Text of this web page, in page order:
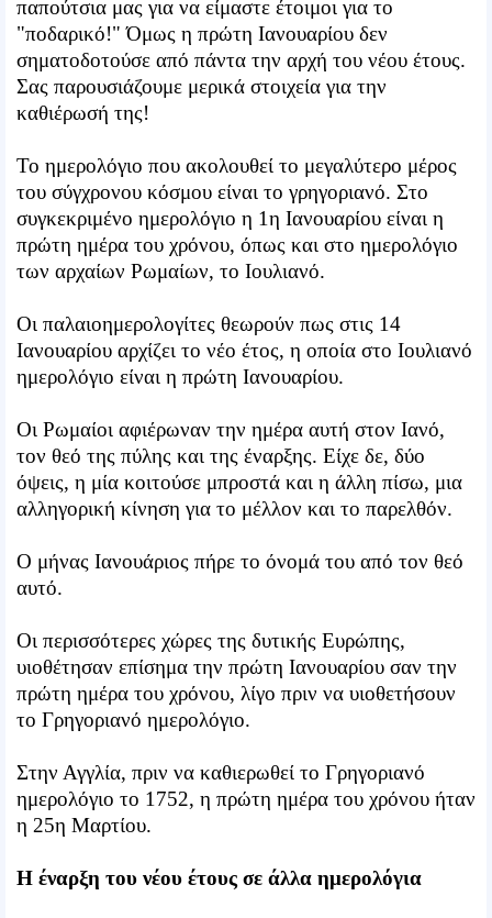
παπούτσια μας για να είμαστε έτοιμοι για το
"ποδαρικό!" Όμως η πρώτη Ιανουαρίου δεν
σηματοδοτούσε από πάντα την αρχή του νέου έτους.
Σας παρουσιάζουμε μερικά στοιχεία για την
καθιέρωσή της!
Το ημερολόγιο που ακολουθεί το μεγαλύτερο μέρος
του σύγχρονου κόσμου είναι το γρηγοριανό. Στο
συγκεκριμένο ημερολόγιο η 1η Ιανουαρίου είναι η
πρώτη ημέρα του χρόνου, όπως και στο ημερολόγιο
των αρχαίων Ρωμαίων, το Ιουλιανό.
Οι παλαιοημερολογίτες θεωρούν πως στις 14
Ιανουαρίου αρχίζει το νέο έτος, η οποία στο Ιουλιανό
ημερολόγιο είναι η πρώτη Ιανουαρίου.
Οι Ρωμαίοι αφιέρωναν την ημέρα αυτή στον Ιανό,
τον θεό της πύλης και της έναρξης. Είχε δε, δύο
όψεις, η μία κοιτούσε μπροστά και η άλλη πίσω, μια
αλληγορική κίνηση για το μέλλον και το παρελθόν.
Ο μήνας Ιανουάριος πήρε το όνομά του από τον θεό
αυτό.
Οι περισσότερες χώρες της δυτικής Ευρώπης,
υιοθέτησαν επίσημα την πρώτη Ιανουαρίου σαν την
πρώτη ημέρα του χρόνου, λίγο πριν να υιοθετήσουν
το Γρηγοριανό ημερολόγιο.
Στην Αγγλία, πριν να καθιερωθεί το Γρηγοριανό
ημερολόγιο το 1752, η πρώτη ημέρα του χρόνου ήταν
η 25η Μαρτίου.
Η έναρξη του νέου έτους σε άλλα ημερολόγια